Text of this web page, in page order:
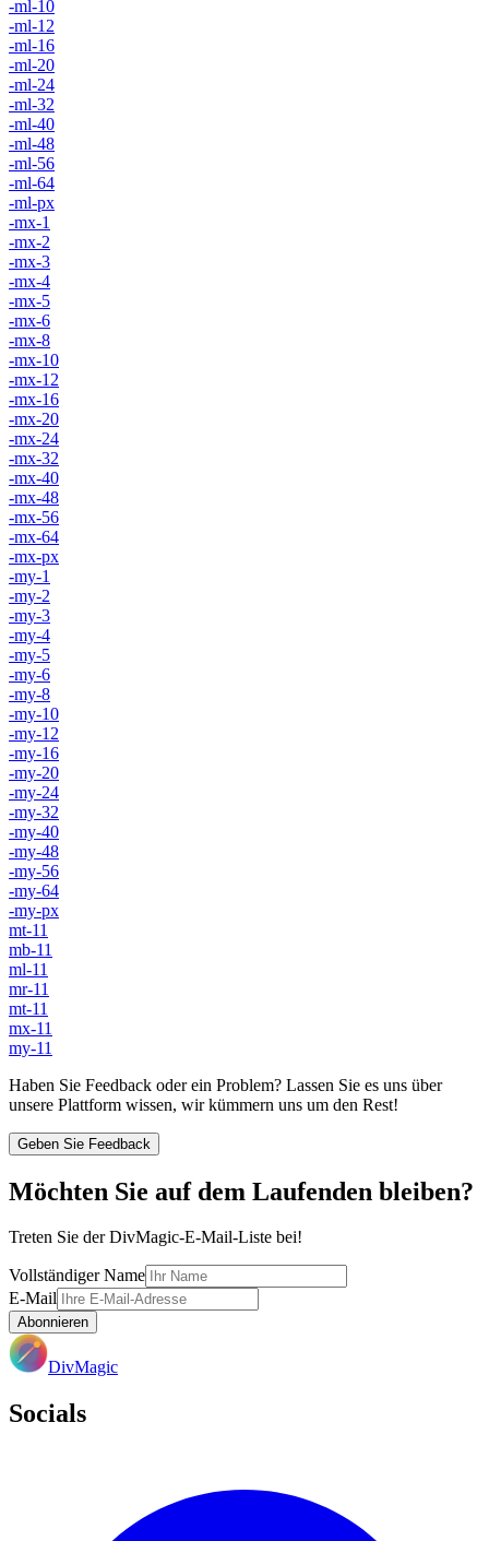
-ml-10
-ml-12
-ml-16
-ml-20
-ml-24
-ml-32
-ml-40
-ml-48
-ml-56
-ml-64
-ml-px
-mx-1
-mx-2
-mx-3
-mx-4
-mx-5
-mx-6
-mx-8
-mx-10
-mx-12
-mx-16
-mx-20
-mx-24
-mx-32
-mx-40
-mx-48
-mx-56
-mx-64
-mx-px
-my-1
-my-2
-my-3
-my-4
-my-5
-my-6
-my-8
-my-10
-my-12
-my-16
-my-20
-my-24
-my-32
-my-40
-my-48
-my-56
-my-64
-my-px
mt-11
mb-11
ml-11
mr-11
mt-11
mx-11
my-11
Haben Sie Feedback oder ein Problem? Lassen Sie es uns über
unsere Plattform wissen, wir kümmern uns um den Rest!
Geben Sie Feedback
Möchten Sie auf dem Laufenden bleiben?
Treten Sie der DivMagic-E-Mail-Liste bei!
Vollständiger Name
E-Mail
Abonnieren
DivMagic
Socials